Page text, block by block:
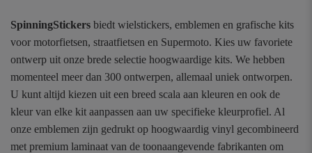
SpinningStickers biedt wielstickers, emblemen en grafische kits
voor motorfietsen, straatfietsen en Supermoto. Kies uw favoriete
ontwerp uit onze brede selectie hoogwaardige kits. We hebben
momenteel meer dan 300 ontwerpen, allemaal uniek ontworpen.
U kunt altijd kiezen uit een breed scala aan kleuren en ook de
kleur van elke kit aanpassen aan uw specifieke kleurprofiel. Al
onze emblemen zijn gedrukt op hoogwaardig vinyl gecombineerd
met premium laminaat van de toonaangevende fabrikanten om